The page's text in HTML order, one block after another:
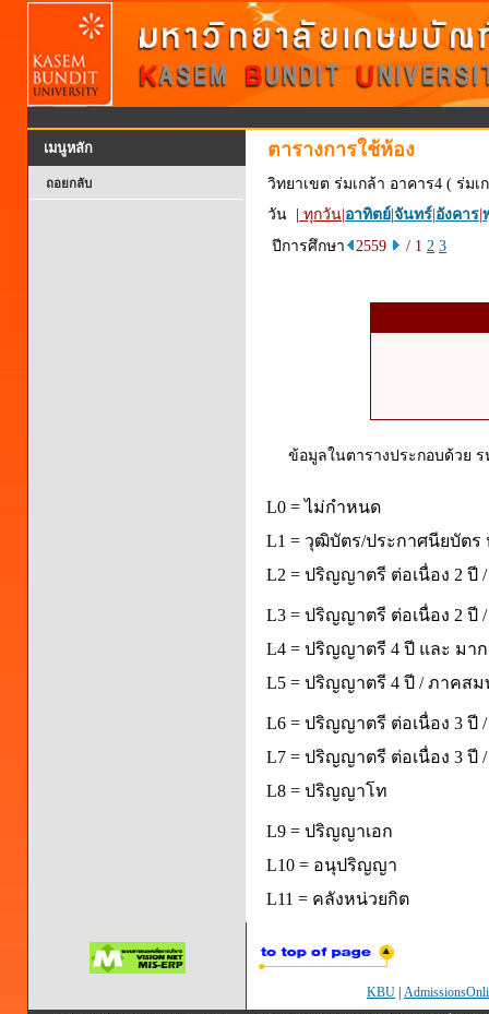
เมนูหลัก
ถอยกลับ
ตารางการใช้ห้อง
วิทยาเขต ร่มเกล้า อาคาร4 ( ร่มเ
วัน |
ทุกวัน อาทิตย์ จันทร์ อังคาร
ปีการศึกษา
2559 / 1 2 3
ข้อมูลในตารางประกอบด้วย
L0 = ไม่กำหนด
L1 = วุฒิบัตร/ประกาศนียบัตร
L2 = ปริญญาตรี ต่อเนื่อง 2 ปี
L3 = ปริญญาตรี ต่อเนื่อง 2 ปี
L4 = ปริญญาตรี 4 ปี และ มา
L5 = ปริญญาตรี 4 ปี / ภาคส
L6 = ปริญญาตรี ต่อเนื่อง 3 ปี
L7 = ปริญญาตรี ต่อเนื่อง 3 ปี
L8 = ปริญญาโท
L9 = ปริญญาเอก
L10 = อนุปริญญา
L11 = คลังหน่วยกิต
KBU